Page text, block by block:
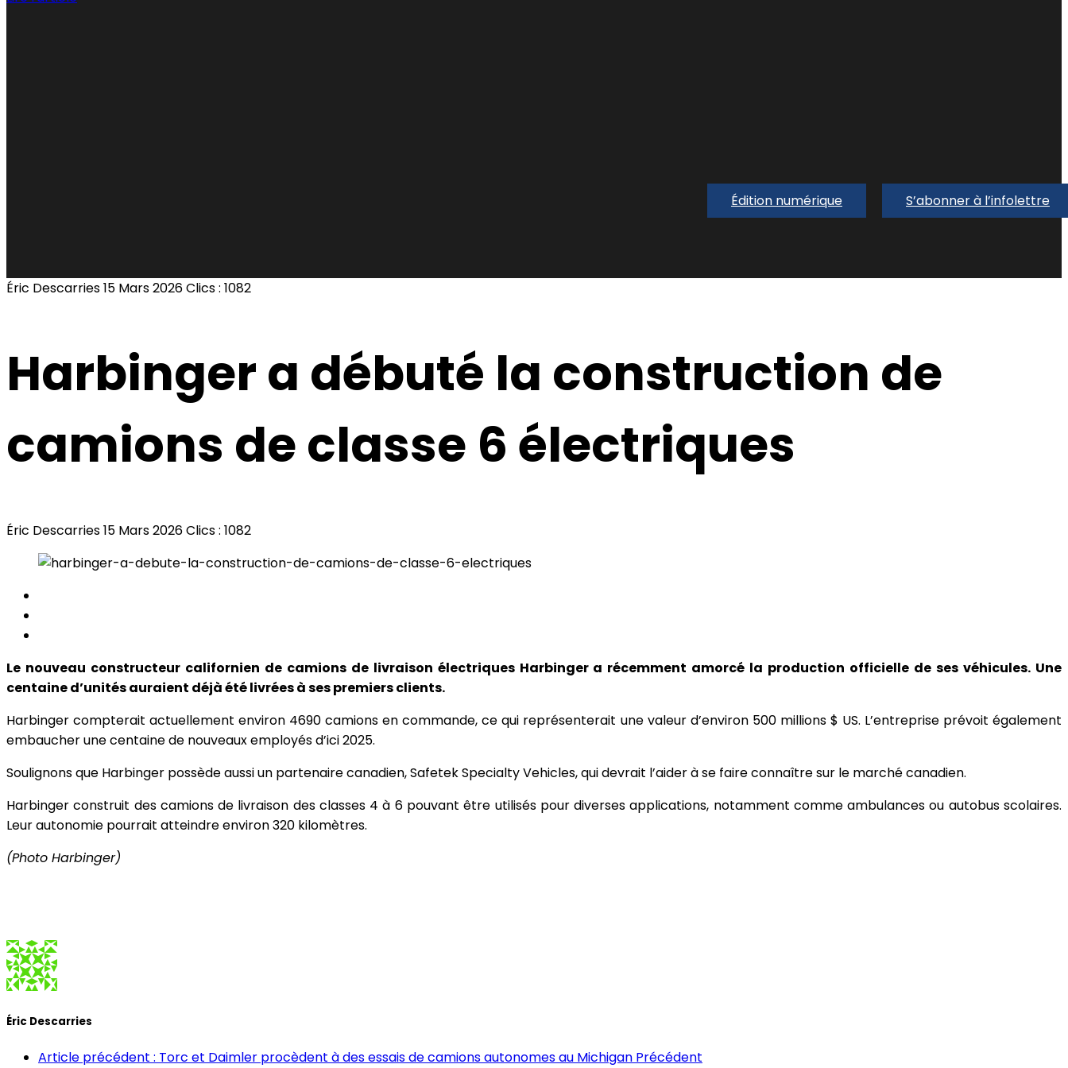
Édition numérique S’abonner à l’infolettre
Éric Descarries15 Mars 2026Clics : 1082
Harbinger a débuté la construction de
camions de classe 6 électriques
Éric Descarries15 Mars 2026Clics : 1082
Le nouveau constructeur californien de camions de livraison électriques Harbinger a récemment amorcé la production officielle de ses véhicules. Une
centaine d’unités auraient déjà été livrées à ses premiers clients.
Harbinger compterait actuellement environ 4690 camions en commande, ce qui représenterait une valeur d’environ 500 millions $ US. L’entreprise prévoit également
embaucher une centaine de nouveaux employés d’ici 2025.
Soulignons que Harbinger possède aussi un partenaire canadien, Safetek Specialty Vehicles, qui devrait l’aider à se faire connaître sur le marché canadien.
Harbinger construit des camions de livraison des classes 4 à 6 pouvant être utilisés pour diverses applications, notamment comme ambulances ou autobus scolaires.
Leur autonomie pourrait atteindre environ 320 kilomètres.
(Photo Harbinger)
Éric Descarries
Article précédent : Torc et Daimler procèdent à des essais de camions autonomes au Michigan Précédent